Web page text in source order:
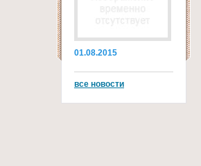
01.08.2015
все новости